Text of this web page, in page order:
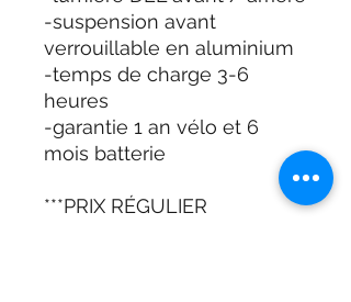
-suspension avant
verrouillable en aluminium
-temps de charge 3-6
heures
-garantie 1 an vélo et 6
mois batterie
***PRIX RÉGULIER